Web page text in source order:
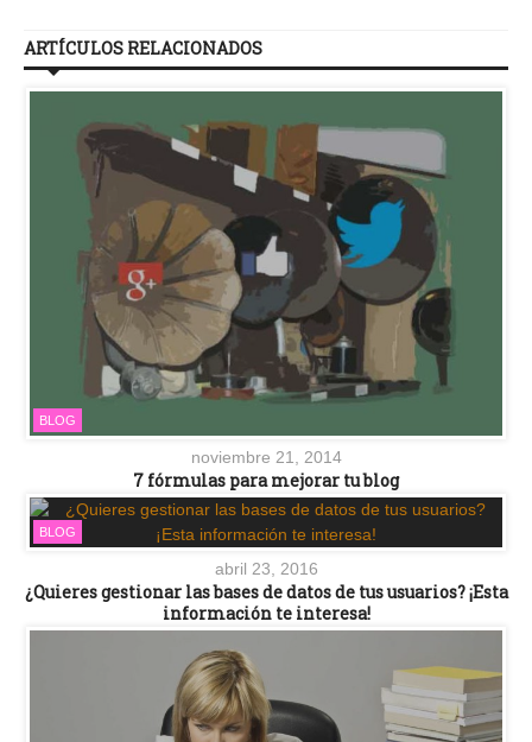
ARTÍCULOS RELACIONADOS
BLOG
noviembre 21, 2014
7 fórmulas para mejorar tu blog
BLOG
abril 23, 2016
¿Quieres gestionar las bases de datos de tus usuarios? ¡Esta
información te interesa!